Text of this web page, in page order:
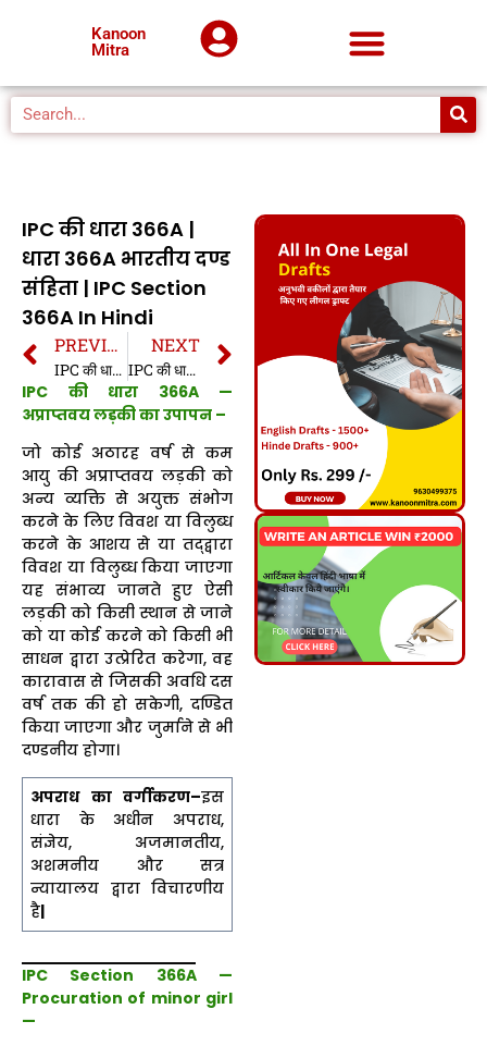
Kanoon
Mitra
IPC की धारा 366A |
धारा 366A भारतीय दण्ड
संहिता | IPC Section
366A In Hindi
PREVIOUS
IPC की धारा 366 | धारा 366 भारतीय दण्ड संहिता | IPC Section 366 In Hindi
NEXT
IPC की धारा 366B | धारा 366B भारतीय दण्ड संहिता | IPC Section 366B In Hindi
IPC की धारा 366A —
अप्राप्तवय लड़की का उपापन –
जो कोई अठारह वर्ष से कम
आयु की अप्राप्तवय लड़की को
अन्य व्यक्ति से अयुक्त संभोग
करने के लिए विवश या विलुब्ध
करने के आशय से या तद्द्वारा
विवश या विलुब्ध किया जाएगा
यह संभाव्य जानते हुए ऐसी
लड़की को किसी स्थान से जाने
को या कोई करने को किसी भी
साधन द्वारा उत्प्रेरित करेगा, वह
कारावास से जिसकी अवधि दस
वर्ष तक की हो सकेगी, दण्डित
किया जाएगा और जुर्माने से भी
दण्डनीय होगा।
अपराध का वर्गीकरण–इस
धारा के अधीन अपराध,
संज्ञेय, अजमानतीय,
अशमनीय और सत्र
न्यायालय द्वारा विचारणीय
है|
IPC Section 366A —
Procuration of minor girl
—